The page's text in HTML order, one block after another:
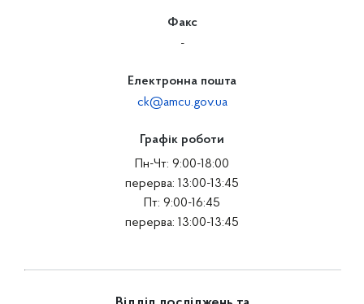
Факс
-
Електронна пошта
ck@amcu.gov.ua
Графік роботи
Пн-Чт: 9:00-18:00
перерва: 13:00-13:45
Пт: 9:00-16:45
перерва: 13:00-13:45